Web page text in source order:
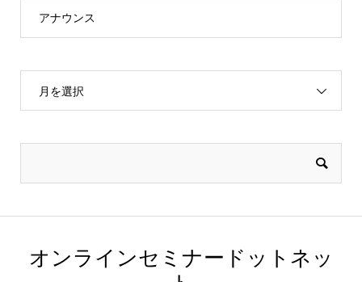
アナウンス
月を選択
オンラインセミナードットネッ